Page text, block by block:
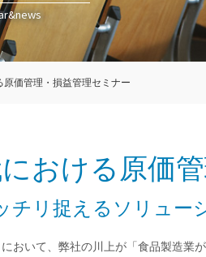
原価管理・損益管理セミナー
おける原価
チリ捉えるソリュー
いて、弊社の川上が「食品製造業